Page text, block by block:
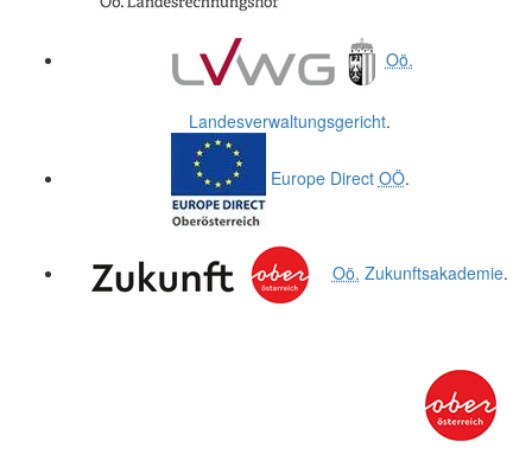
Oö.
Landesverwaltungsgericht.
Europe Direct OÖ.
Oö. Zukunftsakademie.